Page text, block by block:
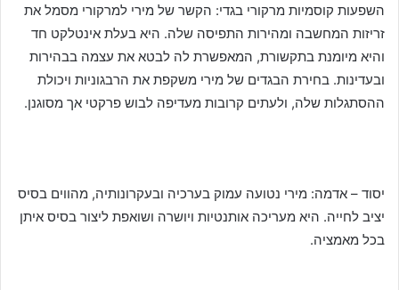
השפעות קוסמיות מרקורי בגדי: הקשר של מירי למרקורי מסמל את
זריזות המחשבה ומהירות התפיסה שלה. היא בעלת אינטלקט חד
והיא מיומנת בתקשורת, המאפשרת לה לבטא את עצמה בבהירות
ובעדינות. בחירת הבגדים של מירי משקפת את הרבגוניות ויכולת
ההסתגלות שלה, ולעתים קרובות מעדיפה לבוש פרקטי אך מסוגנן.
יסוד – אדמה: מירי נטועה עמוק בערכיה ובעקרונותיה, מהווים בסיס
יציב לחייה. היא מעריכה אותנטיות ויושרה ושואפת ליצור בסיס איתן
בכל מאמציה.